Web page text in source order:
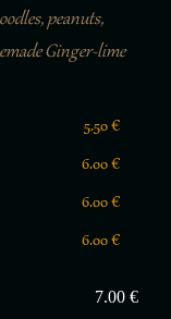
peanuts,
Ginger-lime
5.50 €
6.00 €
6.00 €
6.00 €
7.00 €